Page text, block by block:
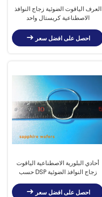
العرف الياقوت الضوئية زجاج النوافذ
الاصطناعية كريستال واحد
احصل على افضل سعر
أحادي البلورية الاصطناعية الياقوت
زجاج النوافذ الضوئية DSP حسب
احصل على افضل سعر